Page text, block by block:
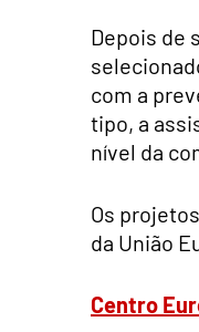
Depois de
com a
tipo, a
nível da
Os
da União
Centro